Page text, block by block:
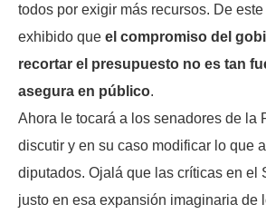
todos por exigir más recursos. De
exhibido que el compromiso del
recortar el presupuesto no es tan
asegura en público.
Ahora le tocará a los senadores de la
discutir y en su caso modificar lo que
diputados. Ojalá que las críticas en el
justo en esa expansión imaginaria de